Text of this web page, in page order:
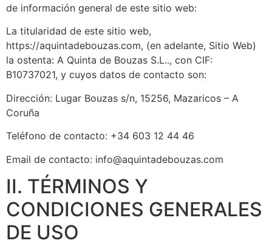
de información general de este sitio web:
La titularidad de este sitio web,
https://aquintadebouzas.com, (en adelante, Sitio Web)
la ostenta: A Quinta de Bouzas S.L.., con CIF:
B10737021, y cuyos datos de contacto son:
Dirección: Lugar Bouzas s/n, 15256, Mazaricos – A
Coruña
Teléfono de contacto: +34 603 12 44 46
Email de contacto: info@aquintadebouzas.com
II. TÉRMINOS Y
CONDICIONES GENERALES
DE USO